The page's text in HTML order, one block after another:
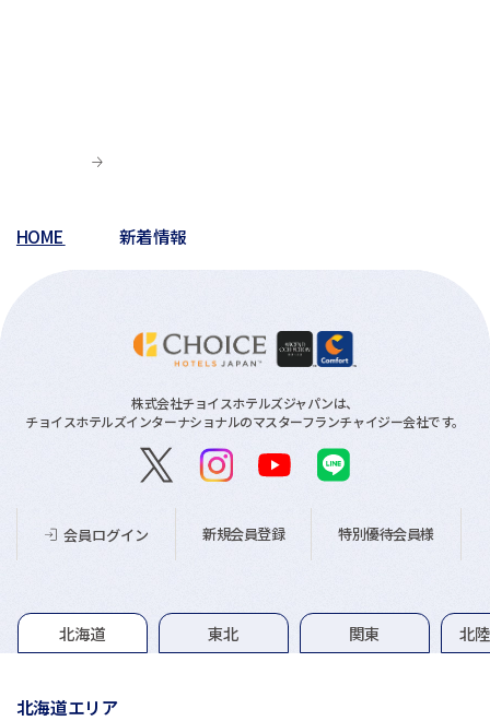
HOME 新着情報
株式会社チョイスホテルズジャパンは、
チョイスホテルズインターナショナルのマスターフランチャイジー会社です。
会員ログイン 新規会員登録 特別優待会員様
グループホテル一覧
北海道 東北 関東 北
北海道エリア